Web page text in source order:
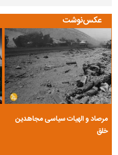
عکس‌نوشت
مرصاد و الهیات سیاسی مجاهدین
خلق